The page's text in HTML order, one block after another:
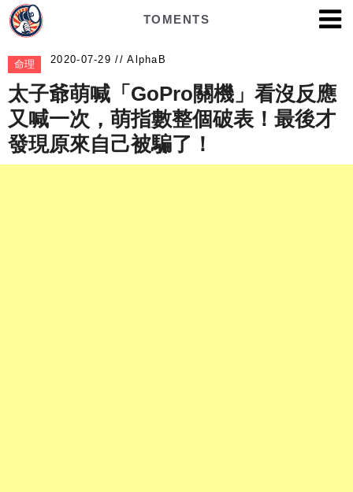
TOMENTS
命理 AlphaB
太子爺萌喊「GoPro關機」看沒反應
又喊一次，萌指數整個破表！最後才
發現原來自己被騙了！